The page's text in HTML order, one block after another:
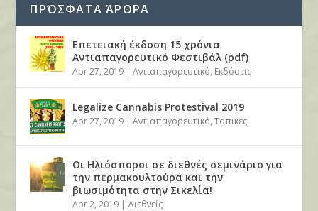
ΠΡΌΣΦΑΤΑ ΆΡΘΡΑ
Επετειακή έκδοση 15 χρόνια
Αντιαπαγορευτικό Φεστιβάλ (pdf)
Apr 27, 2019 |Αντιαπαγορευτικό, Εκδόσεις
Legalize Cannabis Protestival 2019
Apr 27, 2019 |Αντιαπαγορευτικό,Τοπικές
Οι Ηλιόσποροι σε διεθνές σεμινάριο για
την περμακουλτούρα και την
βιωσιμότητα στην Σικελία!
Apr 2, 2019 | Διεθνείς